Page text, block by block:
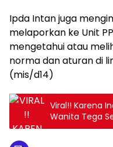
Ipda Intan juga
melaporkan ke Unit
mengetahui atau
norma dan aturan di
(mis/d14)
Viral!! Karena
Wanita Tega
Umur Masuk